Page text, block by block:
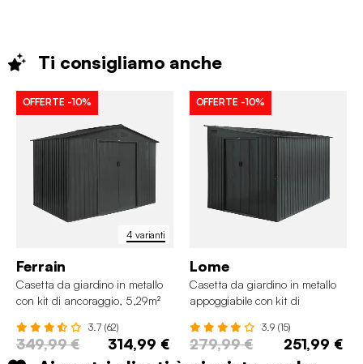
Ti consigliamo anche
4 varianti
OFFERTE -10%
Ferrain
Casetta da giardino in metallo
con kit di ancoraggio, 5,29m²
3.7 (62)
349,99 € 314,99 €
OFFERTE -10%
Lome
Casetta da giardino in metallo
appoggiabile con kit di
3.9 (15)
279,99 € 251,99 €